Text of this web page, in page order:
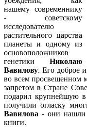
нашему современнику
- советскому
исследователю
растительного царства
планеты и одному из
основоположников
генетики Николаю
Вавилову. Его доброе
во всем просвещенном
запретом в Стране
подарил крупнейшую
получили огласку
Вавилова - они нашли
книги.